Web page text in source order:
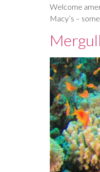
Welcome
Macy’s –